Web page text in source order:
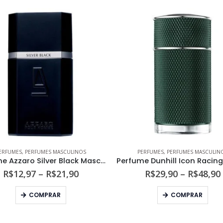
, PERFUMES MASCULINOS
Perfume Azzaro Silver Black Masculino Eau de Toilette
R$12,97 – R$21,90Faixa
COMPRAR
Este produto tem várias variantes. As opções podem ser escolhidas na página do produto
PERFUMES, PERFUMES
R$29,90 – R$48,90
COMPRAR
Este produto tem várias variantes. As opções podem ser